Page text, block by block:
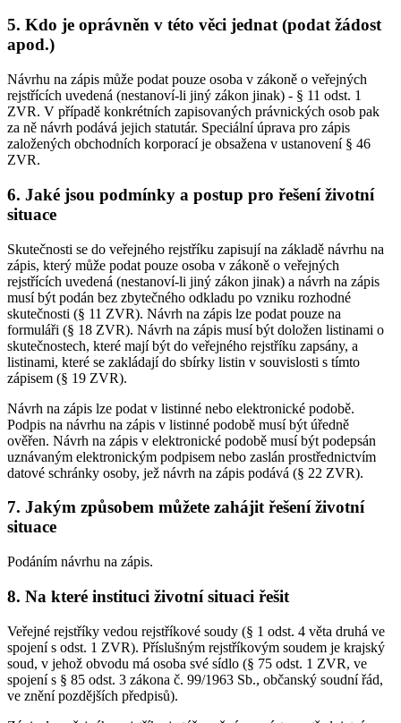
5. Kdo je oprávněn v této věci jednat (podat žádost
apod.)
Návrhu na zápis může podat pouze osoba v zákoně o veřejných
rejstřících uvedená (nestanoví-li jiný zákon jinak) - § 11 odst. 1
ZVR. V případě konkrétních zapisovaných právnických osob pak
za ně návrh podává jejich statutár. Speciální úprava pro zápis
založených obchodních korporací je obsažena v ustanovení § 46
ZVR.
6. Jaké jsou podmínky a postup pro řešení životní
situace
Skutečnosti se do veřejného rejstříku zapisují na základě návrhu na
zápis, který může podat pouze osoba v zákoně o veřejných
rejstřících uvedená (nestanoví-li jiný zákon jinak) a návrh na zápis
musí být podán bez zbytečného odkladu po vzniku rozhodné
skutečnosti (§ 11 ZVR). Návrh na zápis lze podat pouze na
formuláři (§ 18 ZVR). Návrh na zápis musí být doložen listinami o
skutečnostech, které mají být do veřejného rejstříku zapsány, a
listinami, které se zakládají do sbírky listin v souvislosti s tímto
zápisem (§ 19 ZVR).
Návrh na zápis lze podat v listinné nebo elektronické podobě.
Podpis na návrhu na zápis v listinné podobě musí být úředně
ověřen. Návrh na zápis v elektronické podobě musí být podepsán
uznávaným elektronickým podpisem nebo zaslán prostřednictvím
datové schránky osoby, jež návrh na zápis podává (§ 22 ZVR).
7. Jakým způsobem můžete zahájit řešení životní
situace
Podáním návrhu na zápis.
8. Na které instituci životní situaci řešit
Veřejné rejstříky vedou rejstříkové soudy (§ 1 odst. 4 věta druhá ve
spojení s odst. 1 ZVR). Příslušným rejstříkovým soudem je krajský
soud, v jehož obvodu má osoba své sídlo (§ 75 odst. 1 ZVR, ve
spojení s § 85 odst. 3 zákona č. 99/1963 Sb., občanský soudní řád,
ve znění pozdějších předpisů).